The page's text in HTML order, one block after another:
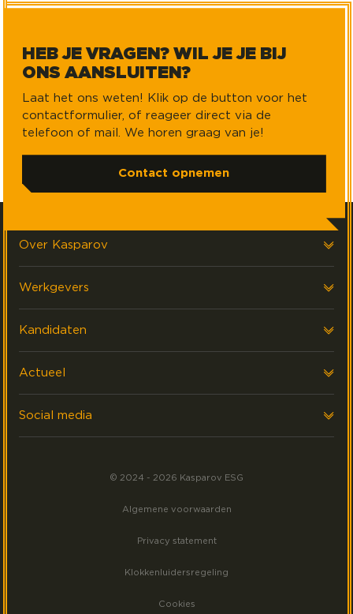
HEB JE VRAGEN? WIL JE JE BIJ
ONS AANSLUITEN?
Laat het ons weten! Klik op de button voor het
contactformulier, of reageer direct via de
telefoon of mail. We horen graag van je!
Contact opnemen
Over Kasparov
Over ons
FAQ & Contact
Werkgevers
Advies
Interim
Kandidaten
ZZP
Actueel
Laatste nieuws
Social media
© 2024 - 2026 Kasparov ESG
Algemene voorwaarden
Privacy statement
Klokkenluidersregeling
Cookies